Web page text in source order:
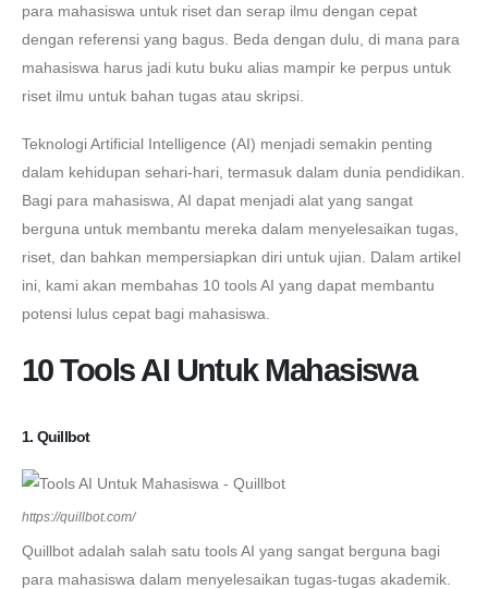
para mahasiswa untuk riset dan serap ilmu dengan cepat
dengan referensi yang bagus. Beda dengan dulu, di mana para
mahasiswa harus jadi kutu buku alias mampir ke perpus untuk
riset ilmu untuk bahan tugas atau skripsi.
Teknologi Artificial Intelligence (AI) menjadi semakin penting
dalam kehidupan sehari-hari, termasuk dalam dunia pendidikan.
Bagi para mahasiswa, AI dapat menjadi alat yang sangat
berguna untuk membantu mereka dalam menyelesaikan tugas,
riset, dan bahkan mempersiapkan diri untuk ujian. Dalam artikel
ini, kami akan membahas 10 tools AI yang dapat membantu
potensi lulus cepat bagi mahasiswa.
10 Tools AI Untuk Mahasiswa
1. Quillbot
https://quillbot.com/
Quillbot adalah salah satu tools AI yang sangat berguna bagi
para mahasiswa dalam menyelesaikan tugas-tugas akademik.